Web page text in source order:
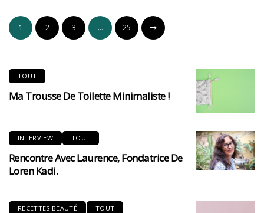
1 2 3 … 25
TOUT
Ma Trousse De Toilette Minimaliste !
INTERVIEW TOUT
Rencontre Avec Laurence, Fondatrice De
Loren Kadi.
RECETTES BEAUTÉ TOUT